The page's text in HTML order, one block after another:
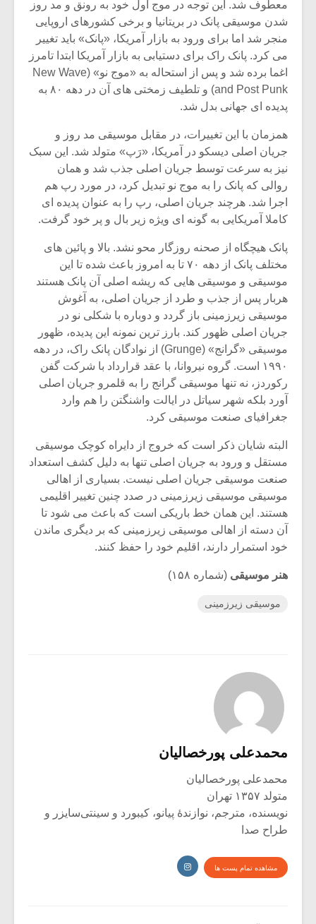
معطوف شد. این توجه در موج اول خود به رونق و مد روز
شدن موسیقی پانک در بریتانیا و برخی کشورهای اروپایی
منجر شد اما برای ورود به بازار آمریکا، «پانک» باید تغییر
می کرد. پانک راک برای دستیابی به بازار آمریکا ابتدا تامرز
اغما برده شد و پس از استحاله به «موج نو» (New Wave
and Post Punk) و تلطیف زمختی های آن در دهه ۸۰ به
پدیده ای جهانی بدل شد.
همزمان با این تغییرات، در مقابل موسیقی مد روز و
جریان اصلی دیسکو در آمریکا، «رَپ» متولد شد. این سبک
نیز به سرعت توسط جریان اصلی جذب شد و همان
روالی که پانک را به موج نو تبدیل کرد، در مورد رپ هم
اجرا شد. هرچند جریان اصلی، رپ را به عنوان پدیده ای
کاملا آمریکایی به گونه ای ویژه زیر بال و پر خود گرفت.
پانک هیچگاه از صحنه روزگار محو نشد. بالا و پائین های
مختلف پانک از دهه ۷۰ تا به امروز باعث شده تا این
موسیقی و موسیقی هایی که ریشه اصلی آن پانک هستند
هربار پس از جذب و طرد از جریان اصلی، به آغوش
موسیقی زیرزمینی باز گردد و دوباره با شکلی نو در
جریان اصلی ظهور کند. بارز ترین نمونه این پدیده، ظهور
موسیقی «گرانج» (Grunge) از نوادگان پانک راک، در دهه
۱۹۹۰ است. گروه نیروانا، با عقد قرارداد با شرکت گفن
رکوردز، نه تنها موسیقی گرانج را به قلمرو جریان اصلی
آورد بلکه شهر سیاتل در ایالت واشنگتن را هم وارد
جغرافیای صنعت موسیقی کرد.
البته شایان ذکر است که خروج از دایراه کوچک موسیقی
مستقل و ورود به جریان اصلی تنها به دلیل کشف استعداد
صنعت موسیقی جریان اصلی نیست. بسیاری از اهالی
موسیقی موسیقی زیرزمینی در صدد چنین تغییر اقلیمی
هستند. این همان خط باریکی است که باعث می شود تا
آن دسته از اهالی موسیقی زیرزمینی که بر دیگری ماندن
خود استمرار دارند، اقلیم خود را حفظ کنند.
هنر موسیقی (شماره ۱۵۸)
موسیقی زیرزمینی
محمدعلی پورخصالیان
محمدعلی پورخصالیان
متولد ۱۳۵۷ تهران
نویسنده، مترجم، نوازندۀ پیانو، کیبورد و سینتی‌سایزر و
طراح صدا
مشاهده تمام پست ها
اگر نمی توانی
مشهورترین باشی،
بدنام ترین باش